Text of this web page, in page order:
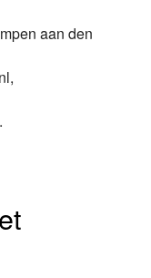
aan den